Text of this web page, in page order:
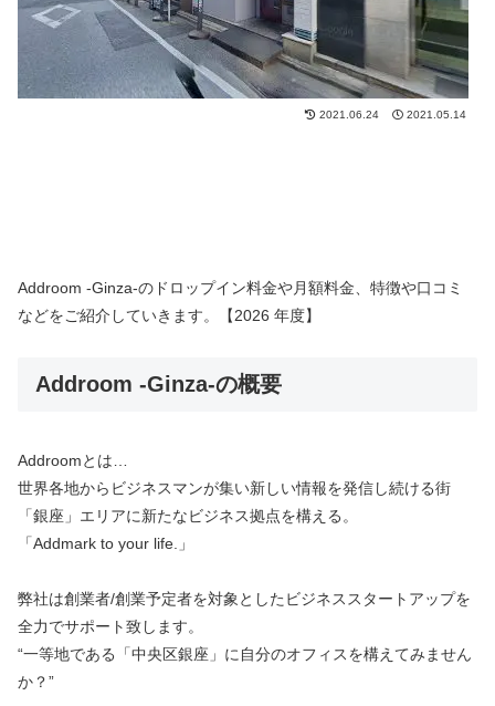
2021.06.24 2021.05.14
Addroom -Ginza-のドロップイン料金や月額料金、特徴や口コミ
などをご紹介していきます。【2026 年度】
Addroom -Ginza-の概要
Addroomとは…
世界各地からビジネスマンが集い新しい情報を発信し続ける街
「銀座」エリアに新たなビジネス拠点を構える。
「Addmark to your life.」
弊社は創業者/創業予定者を対象としたビジネススタートアップを
全力でサポート致します。
“一等地である「中央区銀座」に自分のオフィスを構えてみません
か？”